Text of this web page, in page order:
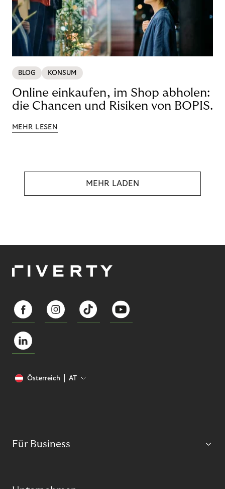
BLOG KONSUM
Online einkaufen, im Shop abholen:
die Chancen und Risiken von BOPIS.
MEHR LESEN
MEHR LADEN
Österreich AT
Für Business